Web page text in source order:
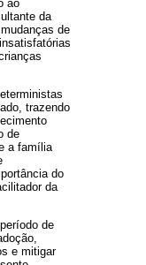
ao
da
de
trazendo
de
a família
do
da
de
e mitigar